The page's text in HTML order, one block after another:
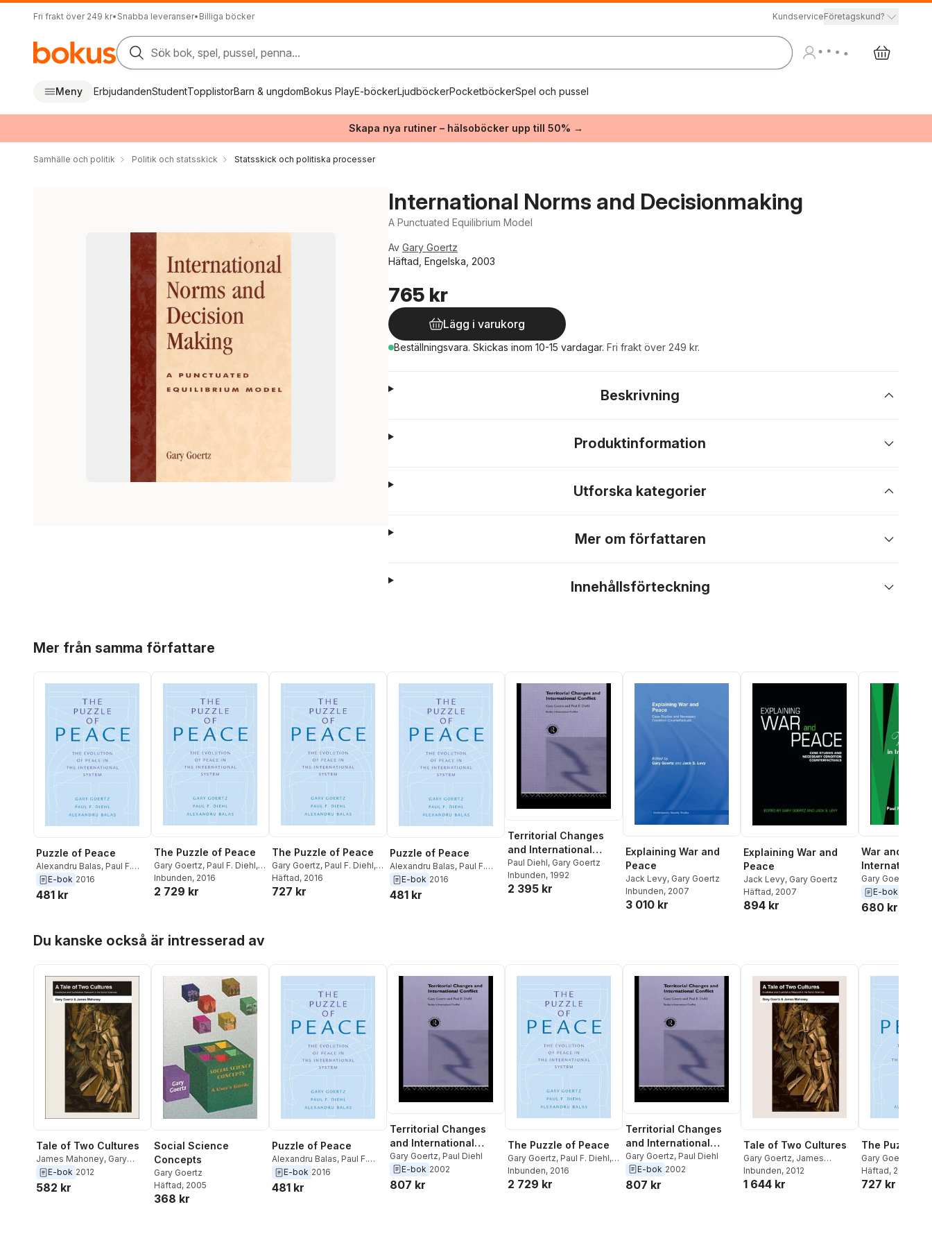
Fri frakt över 249 kr• Snabba leveranser• Billiga böcker KundserviceFöretagskund?
Sök bok, spel, pussel, penna...
Meny ErbjudandenStudentTopplistorBarn & ungdomBokus PlayE-böckerLjudböckerPocketböckerSpel och pussel
Skapa nya rutiner – hälsoböcker upp till 50% →
Samhälle och politik Politik och statsskick Statsskick och politiska processer
International Norms and Decisionmaking
A Punctuated Equilibrium Model
Av Gary Goertz
Häftad, Engelska, 2003
765 kr
Lägg i varukorg
Beställningsvara. Skickas inom 10-15 vardagar. Fri frakt över 249 kr.
Beskrivning
Produktinformation
Utforska kategorier
Mer om författaren
Innehållsförteckning
Mer från samma författare
Puzzle of Peace
Alexandru Balas, Paul F.
Diehl,Gary Goertz
E-bok 2016
481 kr
The Puzzle of Peace
Gary Goertz, Paul F. Diehl,
Alexandru Balas
Inbunden, 2016
2 729 kr
The Puzzle of Peace
Gary Goertz, Paul F. Diehl,
Alexandru Balas
Häftad, 2016
727 kr
Puzzle of Peace
Alexandru Balas, Paul F.
Diehl,Gary Goertz
E-bok 2016
481 kr
Territorial Changes
and International
Conflict
Paul Diehl, Gary Goertz
Inbunden, 1992
2 395 kr
Explaining War and
Peace
Jack Levy, Gary Goertz
Inbunden, 2007
3 010 kr
Explaining War and
Peace
Jack Levy, Gary Goertz
Häftad, 2007
894 kr
War and
International
Gary Goertz
E-bok
680 kr
Du kanske också är intresserad av
Tale of Two Cultures
James Mahoney, Gary
Goertz
E-bok 2012
582 kr
Social Science
Concepts
Gary Goertz
Häftad, 2005
368 kr
Puzzle of Peace
Alexandru Balas, Paul F.
Diehl,Gary Goertz
E-bok 2016
481 kr
Territorial Changes
and International
Conflict
Gary Goertz, Paul Diehl
E-bok 2002
807 kr
The Puzzle of Peace
Gary Goertz, Paul F. Diehl,
Alexandru Balas
Inbunden, 2016
2 729 kr
Territorial Changes
and International
Conflict
Gary Goertz, Paul Diehl
E-bok 2002
807 kr
Tale of Two Cultures
Gary Goertz, James
Mahoney
Inbunden, 2012
1 644 kr
The Puzzle of
Gary Goertz
Alexandru Balas
Häftad, 2016
727 kr